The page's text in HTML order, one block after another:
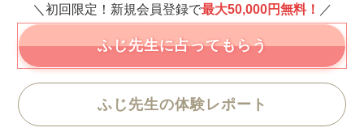
＼初回限定！新規会員登録で最大50,000円無料！ ／
ふじ先生に占ってもらう
ふじ先生の体験レポート